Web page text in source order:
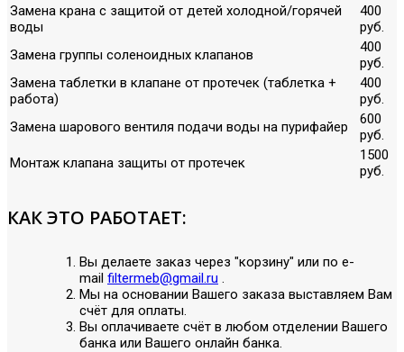
Замена крана с защитой от детей холодной/горячей
воды
400
руб.
Замена группы соленоидных клапанов
400
руб.
Замена таблетки в клапане от протечек (таблетка +
работа)
400
руб.
Замена шарового вентиля подачи воды на пурифайер
600
руб.
Монтаж клапана защиты от протечек
1500
руб.
КАК ЭТО РАБОТАЕТ:
Вы делаете заказ через "корзину" или по е-
mail filtermeb@gmail.ru .
Мы на основании Вашего заказа выставляем Вам
счёт для оплаты.
Вы оплачиваете счёт в любом отделении Вашего
банка или Вашего онлайн банка.